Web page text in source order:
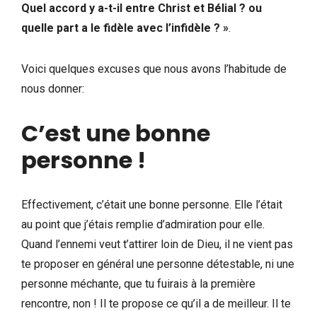
Quel accord y a-t-il entre Christ et Bélial ? ou
quelle part a le fidèle avec l’infidèle ? ».
Voici quelques excuses que nous avons l’habitude de
nous donner:
C’est une bonne
personne !
Effectivement, c’était une bonne personne. Elle l’était
au point que j’étais remplie d’admiration pour elle.
Quand l’ennemi veut t’attirer loin de Dieu, il ne vient pas
te proposer en général une personne détestable, ni une
personne méchante, que tu fuirais à la première
rencontre, non ! Il te propose ce qu’il a de meilleur. Il te